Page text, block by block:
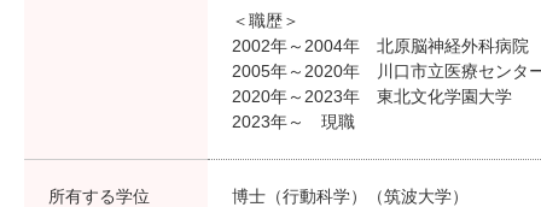
＜職歴＞
2002年～2004年 北原脳神経外科病院
2005年～2020年 川口市立医療センタ
2020年～2023年 東北文化学園大学
2023年～ 現職
所有する学位 博士（行動科学）（筑波大学）